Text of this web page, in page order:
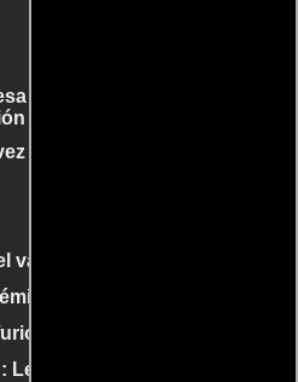
y la fantabulosa
de una Harley Quinn
vagabundo
Hobbs & Shaw
Lejos de casa